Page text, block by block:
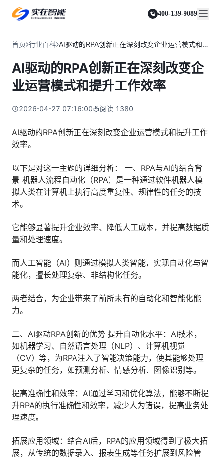
400-139-9089
人人都会用的智能体
智能文档审阅平台
实在 RPA 机器人
可靠的机器人终端
实在 RPA 控制器
强大的智能中枢
全面支持国产信创生态
实在取数宝
一键提数整合，洞察更高效
通信运营商
零售电商
跨境电商
能源及制造业
医药行业
更多行业客户
金融
运营商
客服坐席 | 自动跟单 | 系统运维 | 智能审核
店铺运营 | 私域运营 | 数据运营 | 仓储管理
统计税务 | 行政审批 | 基层减负 | 优化营商
制造业
订单生成 | 库存管控 | 物流监控 | 风险监测
人才数字化
人才培养 | 智能教具 | 智能实训 | 课程共创
智能票据 | 自动报税 | 自动存单 | 智能审计
资源与支持
实在学院
智能体市场
客户支持
关于实在
媒体报道
视频动态
加入我们
首页 行业百科 AI驱动的RPA创新正在深刻改变企业运营模式和提升工作效率
AI驱动的RPA创新正在深刻改变企
业运营模式和提升工作效率
2026-04-27 07:16:00 阅读 1380
AI驱动的RPA创新正在深刻改变企业运营模式和提升工作
效率。
以下是对这一主题的详细分析： 一、RPA与AI的结合背
景 机器人流程自动化（RPA）是一种通过软件机器人模
拟人类在计算机上执行高度重复性、规律性的任务的技
术。
它能够显著提升企业效率、降低人工成本，并提高数据质
量和处理速度。
而人工智能（AI）则通过模拟人类智能，实现自动化与智
能化，擅长处理复杂、非结构化任务。
两者结合，为企业带来了前所未有的自动化和智能化能
力。
二、AI驱动RPA创新的优势 提升自动化水平：AI技术，
如机器学习、自然语言处理（NLP）、计算机视觉
（CV）等，为RPA注入了智能决策能力，使其能够处理
更复杂的任务，如预测分析、情感分析、图像识别等。
提高准确性和效率：AI通过学习和优化算法，能够不断提
升RPA的执行准确性和效率，减少人为错误，提高业务处
理速度。
拓展应用领域：结合AI后，RPA的应用领域得到了极大拓
展，从传统的数据录入、报表生成等任务扩展到风险管